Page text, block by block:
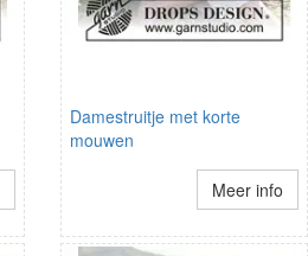
Damestruitje met korte
mouwen
Meer info